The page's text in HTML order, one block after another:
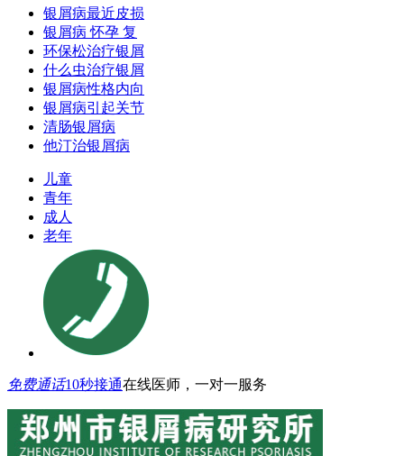
银屑病最近皮损
银屑病 怀孕 复
环保松治疗银屑
什么虫治疗银屑
银屑病性格内向
银屑病引起关节
清肠银屑病
他汀治银屑病
儿童
青年
成人
老年
免费通话10秒接通在线医师，一对一服务